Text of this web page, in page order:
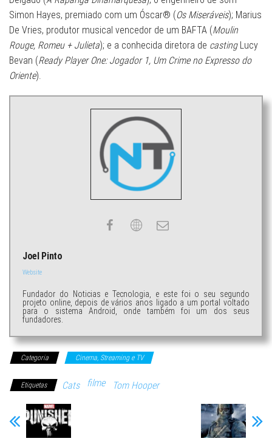
Simon Hayes, premiado com um Óscar® (Os Miseráveis); Marius
De Vries, produtor musical vencedor de um BAFTA (Moulin
Rouge, Romeu + Julieta); e a conhecida diretora de castingLucy
Bevan (Ready Player One: Jogador 1, Um Crime no Expresso do
Oriente).
Joel Pinto
Website
Fundador do Noticias e Tecnologia, e este foi o seu segundo
projeto online, depois de vários anos ligado a um portal voltado
para o sistema Android, onde também foi um dos seus
fundadores.
Categoria Cinema, Streaming e TV
Etiquetas Cats filme Tom Hooper